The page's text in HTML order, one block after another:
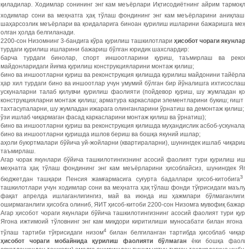
қиладилар. Ходимлар сонининг энг кам меъёрлари Иқтисодиётнинг айрим
ходимлар сони ва меҳнатга ҳақ тўлаш фондининг энг кам меъёрларини аниқлаш
шаҳарсозлик меъёрлари ва қоидаларига биноан қурилиш ишларини бажаришга
олган ҳолда белгиланади.
2200-сон Низомнинг 3-бандига кўра қурилиш ташкилотлари ҳисобот чораги
турдаги қурилиш ишларини бажариш бўлган юридик шахслардир:
барча турдаги бинолар, спорт иншоотларини қуриш, таъмирлаш ва
майдонларидаги йиғма қурилиш конструкцияларини монтаж қилиш;
бино ва иншоотларни қуриш ва реконструкция қилишда қурилиш майдонини
ҳар хил турдаги бино ва иншоотлар учун умумий бўлган бир йўналишга
ускуналарни талаб қилувчи қурилиш фаолияти (пойдевор қуриш, шу жумладан
конструкцияларни монтаж қилиш; арматура каркаслари элементларини букиш;
тахтасупаларни, шу жумладан ижарага олинганларини ўрнатиш ва демонтаж қилиш;
ўзи ишлаб чиқармаган фасад каркасларини монтаж қилиш ва ўрнатиш);
бино ва иншоотларни қуриш ва реконструкция қилишда муҳандислик асбоб-
бино ва иншоотларни қуришда ишлов бериш ва бошқа якуний ишлар;
аҳоли буюртмалари бўйича уй-жойларни (квартираларни), шунингдек ишлаб
таъмирлаш.
Агар чорак якунлари бўйича ташкилотингизнинг асосий фаолият тури қурилиш
меҳнатга ҳақ тўлаш фондининг энг кам меъёрларини ҳисоблайсиз, шунингдек
бюджетдан ташқари Пенсия жамғармасига суғурта бадаллари ҳисоб-китобига3
ташкилотлари учун ходимлар сони ва меҳнатга ҳақ тўлаш фонди тўғрисидаги
фақат апрелда ишлаганлигингиз, май ва июнда иш ҳажмлари
оширмаганлиги ҳисобга олиниб, ЯИТ ҳисоб-китоби 2200-сон Низомга мувофиқ
Агар ҳисобот чораги якунлари бўйича ташкилотингизнинг асосий фаолият тури
Ягона ижтимоий тўловнинг энг кам миқдори киритилиши муносабати билан
тўлаш тартиби тўғрисидаги низом4билан белгиланган тартибда ҳисоблаб
ҳисобот чораги мобайнида қурилиш фаолияти бўлмаганёки бошқа